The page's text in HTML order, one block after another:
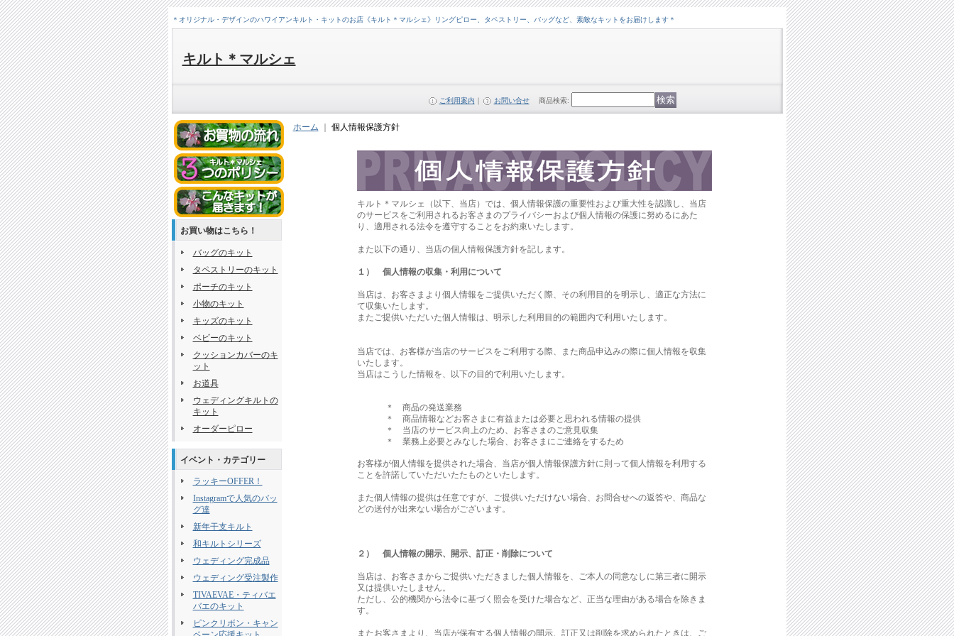
＊オリジナル・デザインのハワイアンキルト・キットのお店《キルト＊マルシェ》リングピロー、タペストリー、バッグなど、素敵なキットをお届けします＊
キルト＊マルシェ
ご利用案内 お問い合せ 商品検索:
お買い物はこちら！
バッグのキット
タペストリーのキット
ポーチのキット
小物のキット
キッズのキット
ベビーのキット
クッションカバーのキ
ット
お道具
ウェディングキルトの
キット
オーダーピロー
イベント・カテゴリー
ラッキーOFFER！
Instagramで人気のバッ
グ達
新年干支キルト
和キルトシリーズ
ウェディング完成品
ウェディング受注製作
TIVAEVAE・ティバエ
バエのキット
ピンクリボン・キャン
ホーム 個人情報保護方針
キルト＊マルシェ（以下、当店）では、個人情報保護の重要性および重大性を認識し、当店
のサービスをご利用されるお客さまのプライバシーおよび個人情報の保護に努めるにあた
り、適用される法令を遵守することをお約束いたします。
また以下の通り、当店の個人情報保護方針を記します。
１） 個人情報の収集・利用について
当店は、お客さまより個人情報をご提供いただく際、その利用目的を明示し、適正な方法に
て収集いたします。
またご提供いただいた個人情報は、明示した利用目的の範囲内で利用いたします。
当店では、お客様が当店のサービスをご利用する際、また商品申込みの際に個人情報を収集
いたします。
当店はこうした情報を、以下の目的で利用いたします。
＊ 商品の発送業務
＊ 商品情報などお客さまに有益または必要と思われる情報の提供
＊ 当店のサービス向上のため、お客さまのご意見収集
＊ 業務上必要とみなした場合、お客さまにご連絡をするため
お客様が個人情報を提供された場合、当店が個人情報保護方針に則って個人情報を利用する
ことを許諾していただいたたものといたします。
また個人情報の提供は任意ですが、ご提供いただけない場合、お問合せへの返答や、商品な
どの送付が出来ない場合がございます。
２） 個人情報の開示、開示、訂正・削除について
当店は、お客さまからご提供いただきました個人情報を、ご本人の同意なしに第三者に開示
又は提供いたしません。
ただし、公的機関から法令に基づく照会を受けた場合など、正当な理由がある場合を除きま
す。
またお客さまより、当店が保有する個人情報の開示、訂正又は削除を求められたときは、ご